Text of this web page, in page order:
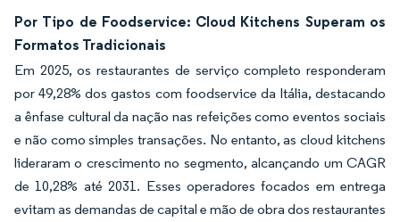
Por Tipo de Foodservice: Cloud Kitchens Superam os
Formatos Tradicionais
Em 2025, os restaurantes de serviço completo responderam
por 49,28% dos gastos com foodservice da Itália, destacando
a ênfase cultural da nação nas refeições como eventos sociais
e não como simples transações. No entanto, as cloud kitchens
lideraram o crescimento no segmento, alcançando um CAGR
de 10,28% até 2031. Esses operadores focados em entrega
evitam as demandas de capital e mão de obra dos restaurantes